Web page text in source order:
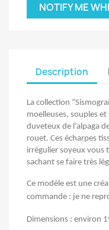
NOTIFY ME
Description
La collection
moelleuses, souples
duveteux de l’alpaga
rouet. Ces écharpes
irrégulier soyeux vous
sachant se faire très
Ce modèle est une
commande : je ne
Dimensions : environ